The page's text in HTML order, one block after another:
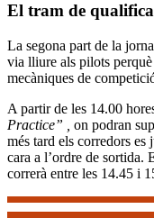
El tram de
La segona part de la
via lliure als pilots
mecàniques de
A partir de les 14.00
Practice” , on podran
més tard els corredors
cara a l’ordre de sortida.
correrà entre les 14.45 i